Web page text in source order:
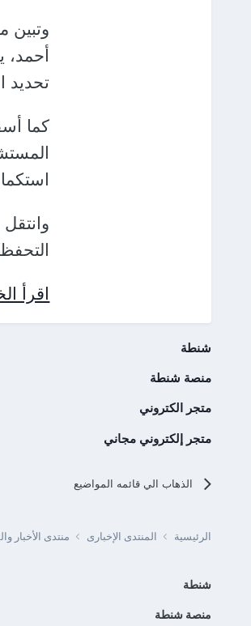
وتبين
تحديد
اقرأ
شنطة
منصة شنطة
متجر الكتروني
متجر إلكتروني مجاني
الذهاب الي قائمه المواضيع
الرئيسية المنتدى الإخبارى منتدى الأخبار
شنطة
منصة شنطة